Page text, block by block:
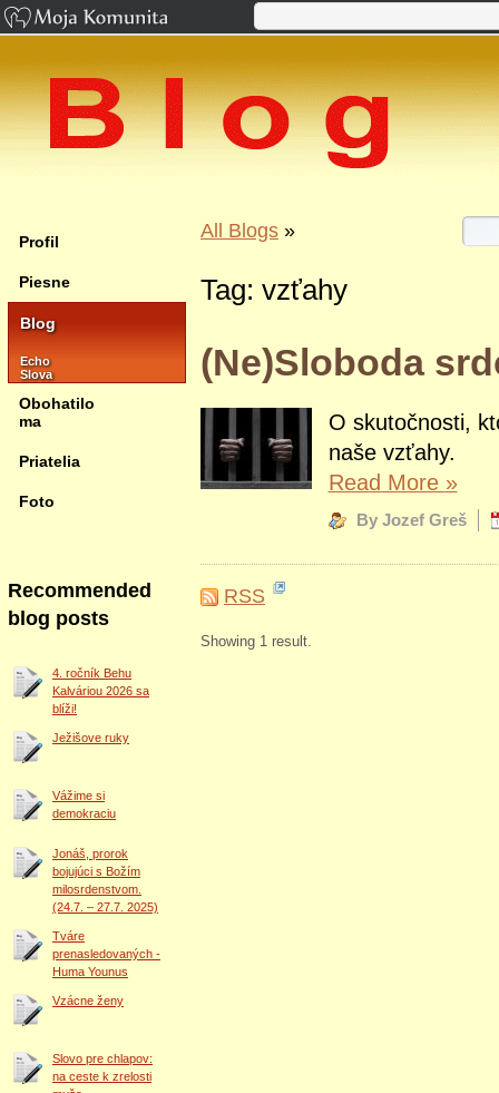
All Blogs »
Tag: vzťahy
(Ne)Sloboda
O skutočnosti,
naše vzťahy.
Read More »
By Jozef Greš
RSS
Showing 1 result.
Profil
Piesne
Blog
Echo
Slova
Obohatilo
ma
Priatelia
Foto
Recommended
blog posts
4. ročník Behu
Kalváriou 2026 sa
blíži!
Ježišove ruky
Vážime si
demokraciu
Jonáš, prorok
bojujúci s Božím
milosrdenstvom.
(24.7. – 27.7. 2025)
Tváre
prenasledovaných -
Huma Younus
Vzácne ženy
Slovo pre chlapov:
na ceste k zrelosti